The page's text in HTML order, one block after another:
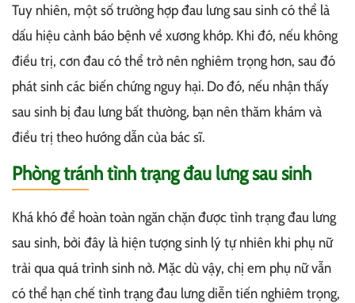
Tuy nhiên, một số trường hợp đau lưng sau sinh có thể là
dấu hiệu cảnh báo bệnh về xương khớp. Khi đó, nếu không
điều trị, cơn đau có thể trở nên nghiêm trọng hơn, sau đó
phát sinh các biến chứng nguy hại. Do đó, nếu nhận thấy
sau sinh bị đau lưng bất thường, bạn nên thăm khám và
điều trị theo hướng dẫn của bác sĩ.
Phòng tránh tình trạng đau lưng sau sinh
Khá khó để hoàn toàn ngăn chặn được tình trạng đau lưng
sau sinh, bởi đây là hiện tượng sinh lý tự nhiên khi phụ nữ
trải qua quá trình sinh nở. Mặc dù vậy, chị em phụ nữ vẫn
có thể hạn chế tình trạng đau lưng diễn tiến nghiêm trọng,